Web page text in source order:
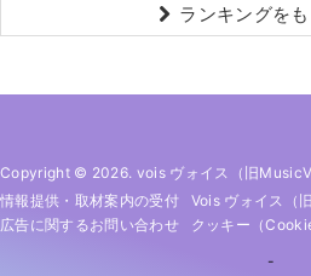
ランキングを
Copyright © 2026. vois ヴォイス（旧
情報提供・取材案内の受付
Vois ヴォイス（
広告に関するお問い合わせ
クッキー（
-